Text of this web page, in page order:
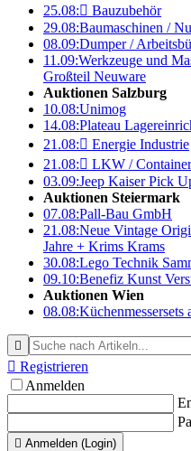
25.08: Bauzubehör
29.08:Baumaschinen /
08.09:Dumper /
11.09:Werkzeuge und
Großteil Neuware
Auktionen Salzburg
10.08:Unimog
14.08:Plateau
21.08: Energie Industrie
21.08: LKW / Container
03.09:Jeep Kaiser Pick
Auktionen Steiermark
07.08:Pall-Bau GmbH
21.08:Neue Vintage
Jahre + Krims Krams
30.08:Lego Technik
09.10:Benefiz Kunst
Auktionen Wien
08.08:Küchenmessersets

 Registrieren
Anmelden
 Anmelden (Login)